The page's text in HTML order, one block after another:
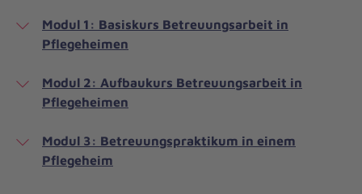
Modul 1: Basiskurs Betreuungsarbeit in
Pflegeheimen
Modul 2: Aufbaukurs Betreuungsarbeit in
Pflegeheimen
Modul 3: Betreuungspraktikum in einem
Pflegeheim